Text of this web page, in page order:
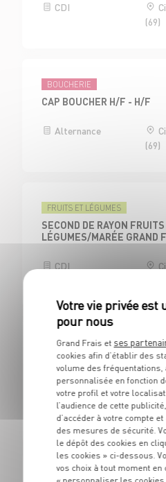
CDI
(69)
BOUCHERIE
CAP BOUCHER H/F - H/F
Alternance
(69)
FRUITS ET LÉGUMES
SECOND DE RAYON
LÉGUMES/MARÉE GRAND
CDI
CAISSE
CAISSIER CENTRAL /
RESPONSABLE DE
CDI
(69)
BOUCHERIE
Grand Frais et ses
cookies afin d’établir des
volume des
personnalisée en fonction
votre profil et votre
l’audience de cette
d’accéder à votre compte
des mesures de sécurité.
le dépôt des cookies en
les cookies » ci-dessous.
vos choix à tout moment